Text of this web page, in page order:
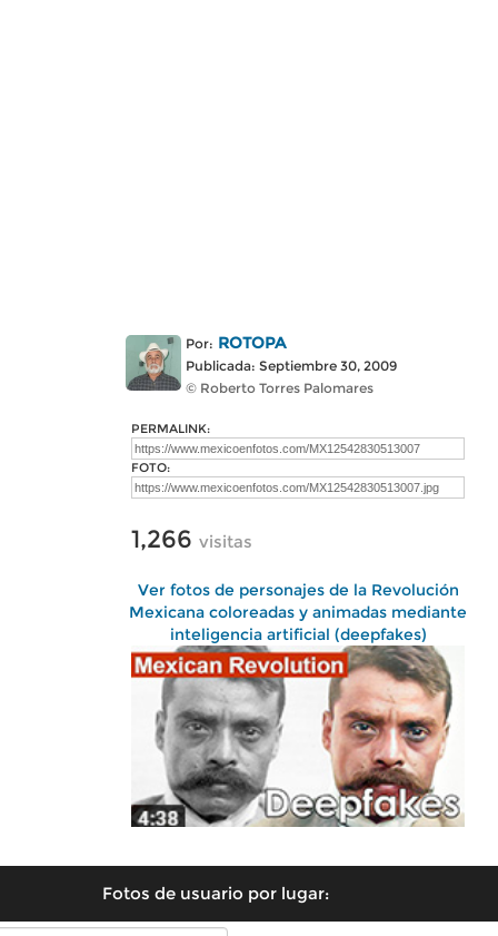
Por: ROTOPA
Publicada: Septiembre 30, 2009
© Roberto Torres Palomares
PERMALINK:
FOTO:
1,266 visitas
Ver fotos de personajes de la Revolución
Mexicana coloreadas y animadas mediante
inteligencia artificial (deepfakes)
Fotos de usuario por lugar: